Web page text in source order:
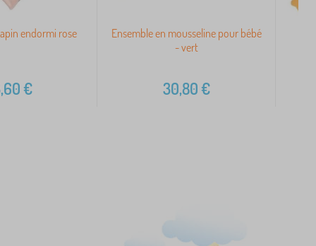
endormi rose
€
Ensemble en mousseline pour bébé
- vert
30,80€